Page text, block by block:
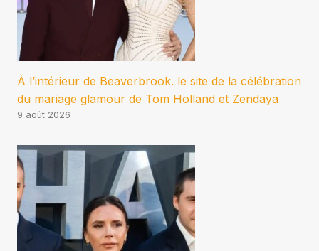
À l’intérieur de Beaverbrook. le site de la célébration
du mariage glamour de Tom Holland et Zendaya
9 août 2026